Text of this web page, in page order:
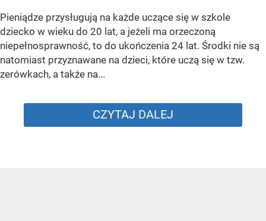
Pieniądze przysługują na każde uczące się w szkole
dziecko w wieku do 20 lat, a jeżeli ma orzeczoną
niepełnosprawność, to do ukończenia 24 lat. Środki nie są
natomiast przyznawane na dzieci, które uczą się w tzw.
zerówkach, a także na...
CZYTAJ DALEJ